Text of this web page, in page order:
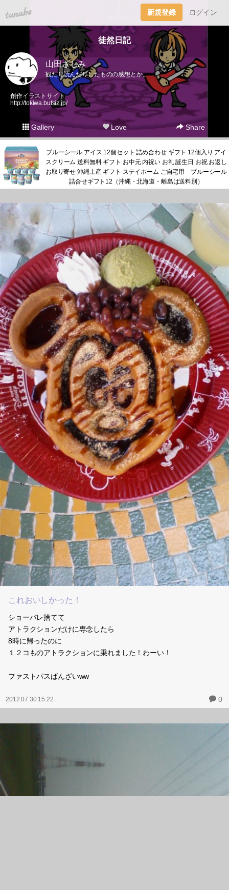
tuna.be 新規登録 ログイン
徒然日記
山田さしみ
観たり読んだりしたものの感想とか。
創作イラストサイト
http://tokiwa.bufsiz.jp/
Gallery Love Share
ブルーシール アイス 12個セット 詰め合わせ ギフト 12個入り アイ
スクリーム 送料無料 ギフト お中元 内祝い お礼 誕生日 お祝 お返し
お取り寄せ 沖縄土産 ギフト ステイホーム ご自宅用 ブルーシール
詰合せギフト12（沖縄・北海道・離島は送料別）
これおいしかった！
ショーパレ捨てて
アトラクションだけに専念したら
8時に帰ったのに
１２コものアトラクションに乗れました！わーい！
ファストパスばんざいww
2012.07.30 15:22 0